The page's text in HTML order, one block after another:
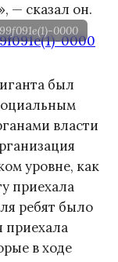
— сказал он.
0000
был
власти
уровне, как
приехала
ребят было
приехала
в ходе